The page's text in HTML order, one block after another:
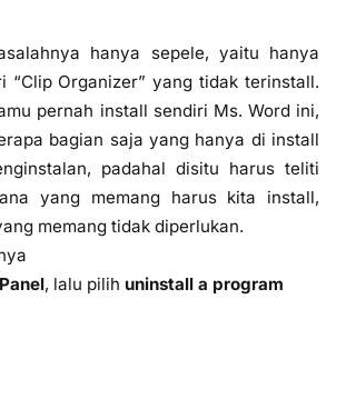
hanya sepele, yaitu hanya
“Clip Organizer” yang tidak terinstall.
pernah install sendiri Ms. Word ini,
bagian saja yang hanya di install
padahal disitu harus teliti
yang memang harus kita install,
memang tidak diperlukan.
, lalu pilih uninstall a program